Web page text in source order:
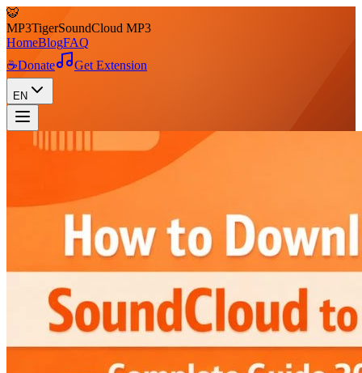
🐯
MP3TigerSoundCloud MP3
HomeBlogFAQ
☕Donate Get Extension
EN